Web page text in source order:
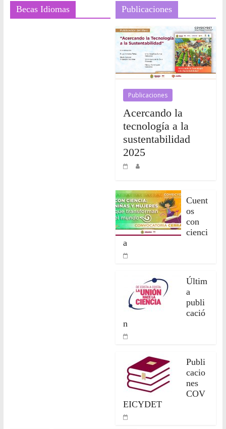
Becas Idiomas Publicaciones
Publicaciones
Acercando la
tecnología a la
sustentabilidad
2025
Cuent
os
con
cienci
a
Últim
a
publi
cació
n
Publi
cacio
nes
COV
EICYDET